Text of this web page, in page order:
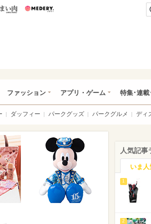
パン うまい肉
ファッション アプリ・ゲーム 特集･連
ダッフィー パークグッズ パークグルメ ディ
人気記事
いま人
1
2